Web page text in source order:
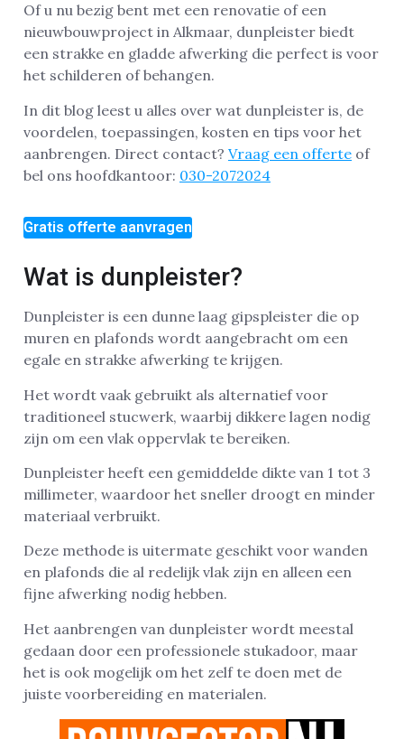
Of u nu bezig bent met een renovatie of een
nieuwbouwproject in Alkmaar, dunpleister biedt
een strakke en gladde afwerking die perfect is voor
het schilderen of behangen.
In dit blog leest u alles over wat dunpleister is, de
voordelen, toepassingen, kosten en tips voor het
aanbrengen. Direct contact? Vraag een offerte of
bel ons hoofdkantoor: 030-2072024
Gratis offerte aanvragen
Wat is dunpleister?
Dunpleister is een dunne laag gipspleister die op
muren en plafonds wordt aangebracht om een
egale en strakke afwerking te krijgen.
Het wordt vaak gebruikt als alternatief voor
traditioneel stucwerk, waarbij dikkere lagen nodig
zijn om een vlak oppervlak te bereiken.
Dunpleister heeft een gemiddelde dikte van 1 tot 3
millimeter, waardoor het sneller droogt en minder
materiaal verbruikt.
Deze methode is uitermate geschikt voor wanden
en plafonds die al redelijk vlak zijn en alleen een
fijne afwerking nodig hebben.
Het aanbrengen van dunpleister wordt meestal
gedaan door een professionele stukadoor, maar
het is ook mogelijk om het zelf te doen met de
juiste voorbereiding en materialen.